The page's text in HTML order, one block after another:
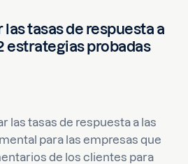
tasas de respuesta a
estrategias probadas
las tasas de respuesta a las
para las empresas que
de los clientes para